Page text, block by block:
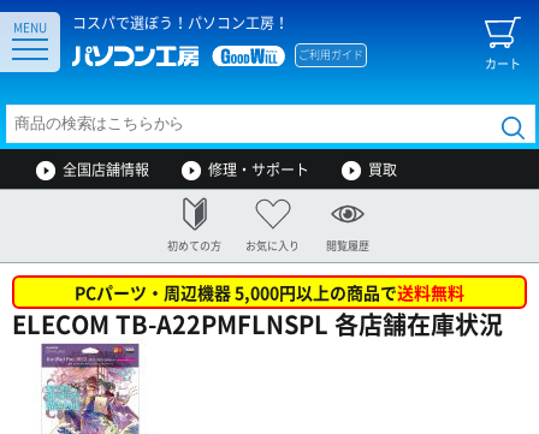
コスパで選ぼう！パソコン工房！
カート
ご利用ガイド
MENU
全国店舗情報 修理・サポート 買取
初めての方 お気に入り 閲覧履歴
PCパーツ・周辺機器 5,000円以上の商品で送料無料
ELECOM TB-A22PMFLNSPL 各店舗在庫状況